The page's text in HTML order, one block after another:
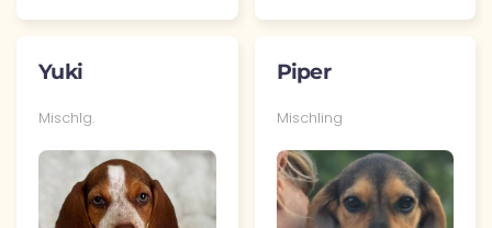
Yuki
Mischlg.
Piper
Mischling